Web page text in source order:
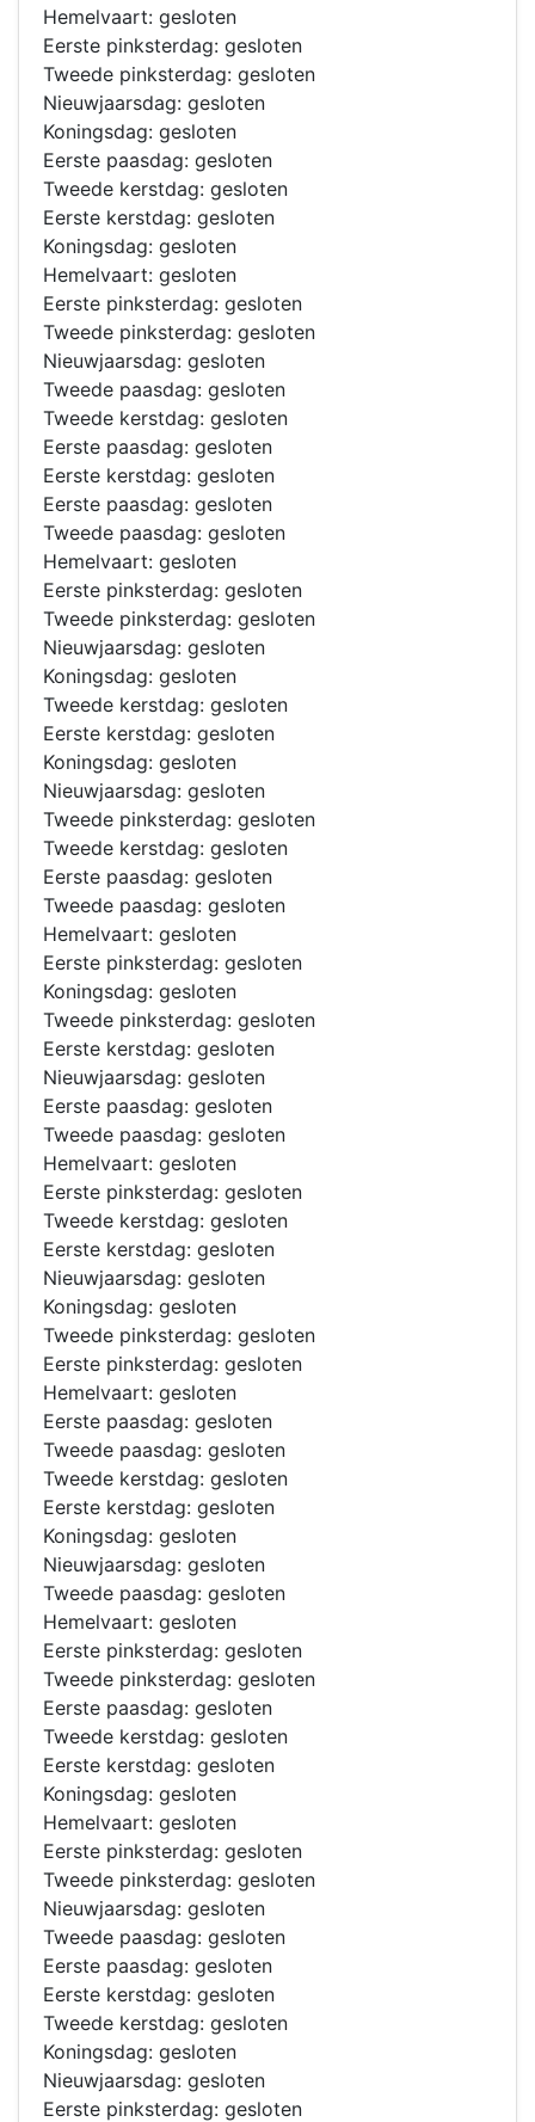
Hemelvaart: gesloten
Eerste pinksterdag: gesloten
Tweede pinksterdag: gesloten
Nieuwjaarsdag: gesloten
Koningsdag: gesloten
Eerste paasdag: gesloten
Tweede kerstdag: gesloten
Eerste kerstdag: gesloten
Koningsdag: gesloten
Hemelvaart: gesloten
Eerste pinksterdag: gesloten
Tweede pinksterdag: gesloten
Nieuwjaarsdag: gesloten
Tweede paasdag: gesloten
Tweede kerstdag: gesloten
Eerste paasdag: gesloten
Eerste kerstdag: gesloten
Eerste paasdag: gesloten
Tweede paasdag: gesloten
Hemelvaart: gesloten
Eerste pinksterdag: gesloten
Tweede pinksterdag: gesloten
Nieuwjaarsdag: gesloten
Koningsdag: gesloten
Tweede kerstdag: gesloten
Eerste kerstdag: gesloten
Koningsdag: gesloten
Nieuwjaarsdag: gesloten
Tweede pinksterdag: gesloten
Tweede kerstdag: gesloten
Eerste paasdag: gesloten
Tweede paasdag: gesloten
Hemelvaart: gesloten
Eerste pinksterdag: gesloten
Koningsdag: gesloten
Tweede pinksterdag: gesloten
Eerste kerstdag: gesloten
Nieuwjaarsdag: gesloten
Eerste paasdag: gesloten
Tweede paasdag: gesloten
Hemelvaart: gesloten
Eerste pinksterdag: gesloten
Tweede kerstdag: gesloten
Eerste kerstdag: gesloten
Nieuwjaarsdag: gesloten
Koningsdag: gesloten
Tweede pinksterdag: gesloten
Eerste pinksterdag: gesloten
Hemelvaart: gesloten
Eerste paasdag: gesloten
Tweede paasdag: gesloten
Tweede kerstdag: gesloten
Eerste kerstdag: gesloten
Koningsdag: gesloten
Nieuwjaarsdag: gesloten
Tweede paasdag: gesloten
Hemelvaart: gesloten
Eerste pinksterdag: gesloten
Tweede pinksterdag: gesloten
Eerste paasdag: gesloten
Tweede kerstdag: gesloten
Eerste kerstdag: gesloten
Koningsdag: gesloten
Hemelvaart: gesloten
Eerste pinksterdag: gesloten
Tweede pinksterdag: gesloten
Nieuwjaarsdag: gesloten
Tweede paasdag: gesloten
Eerste paasdag: gesloten
Eerste kerstdag: gesloten
Tweede kerstdag: gesloten
Koningsdag: gesloten
Nieuwjaarsdag: gesloten
Eerste pinksterdag: gesloten